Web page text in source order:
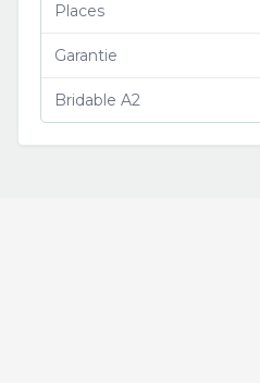
Places
Garantie
Bridable A2